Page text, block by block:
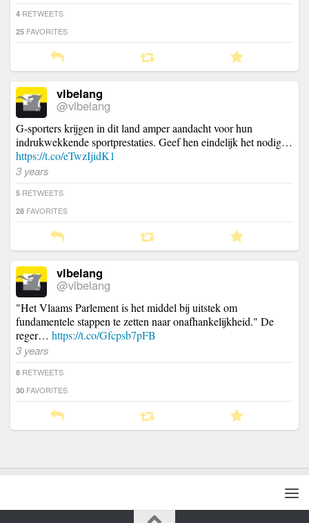
4 RETWEETS
25 FAVORITES
vlbelang
@vlbelang
G-sporters krijgen in dit land amper aandacht voor hun
indrukwekkende sportprestaties. Geef hen eindelijk het nodig…
https://t.co/eTwzIjidK1
3 years
5 RETWEETS
28 FAVORITES
vlbelang
@vlbelang
"Het Vlaams Parlement is het middel bij uitstek om
fundamentele stappen te zetten naar onafhankelijkheid." De
reger… https://t.co/Gfcpsb7pFB
3 years
8 RETWEETS
30 FAVORITES